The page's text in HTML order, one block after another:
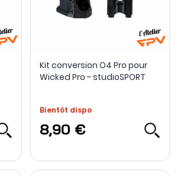
Kit conversion O4 Pro pour
Wicked Pro - studioSPORT
Bientôt dispo
8,90 €